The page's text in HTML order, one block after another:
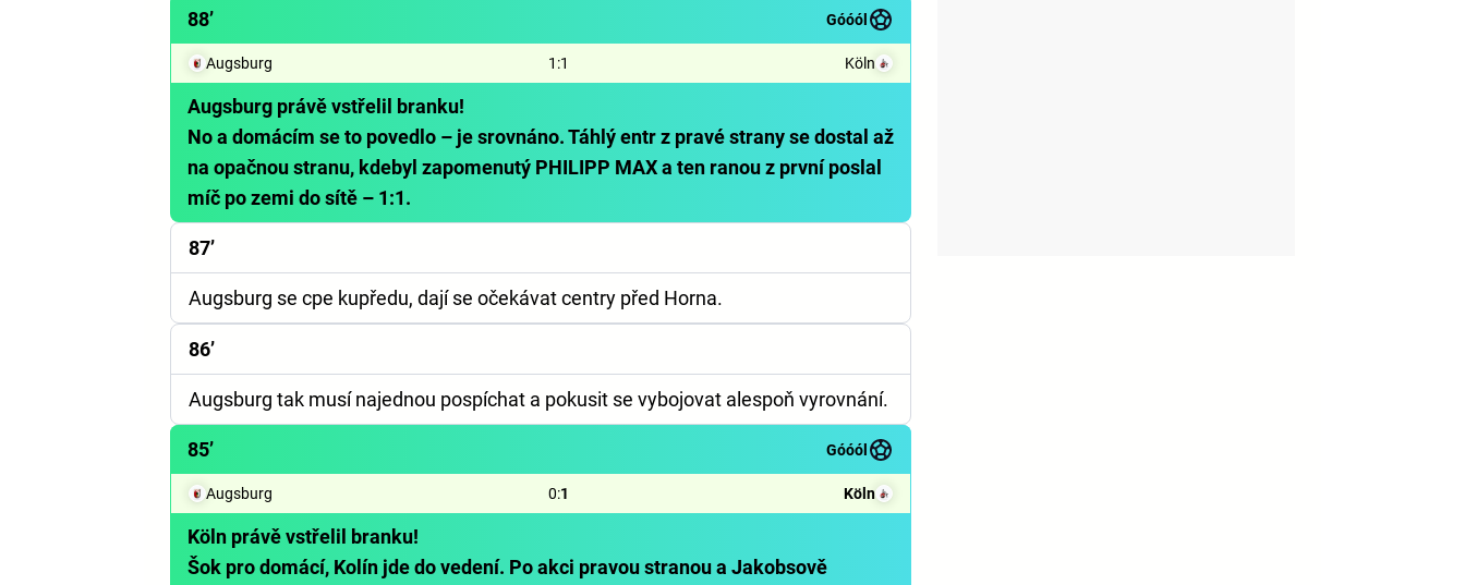
88’ Góóól
Augsburg 1 :1 Köln
Augsburg právě vstřelil branku!
No a domácím se to povedlo – je srovnáno. Táhlý entr z pravé strany se dostal až
na opačnou stranu, kdebyl zapomenutý PHILIPP MAX a ten ranou z první poslal
míč po zemi do sítě – 1:1.
87’
Augsburg se cpe kupředu, dají se očekávat centry před Horna.
86’
Augsburg tak musí najednou pospíchat a pokusit se vybojovat alespoň vyrovnání.
85’ Góóól
Augsburg 0:1 Köln
Köln právě vstřelil branku!
Šok pro domácí, Kolín jde do vedení. Po akci pravou stranou a Jakobsově